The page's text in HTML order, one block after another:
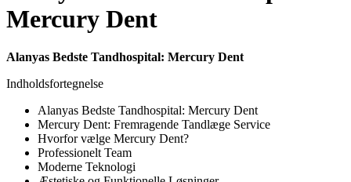
Mercury Dent
Alanyas Bedste Tandhospital: Mercury Dent
Indholdsfortegnelse
Alanyas Bedste Tandhospital: Mercury Dent
Mercury Dent: Fremragende Tandlæge Service
Hvorfor vælge Mercury Dent?
Professionelt Team
Moderne Teknologi